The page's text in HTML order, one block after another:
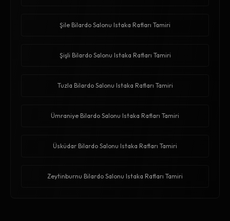
Şile Bilardo Salonu Istaka Rafları Tamiri
Şişli Bilardo Salonu Istaka Rafları Tamiri
Tuzla Bilardo Salonu Istaka Rafları Tamiri
Ümraniye Bilardo Salonu Istaka Rafları Tamiri
Üsküdar Bilardo Salonu Istaka Rafları Tamiri
Zeytinburnu Bilardo Salonu Istaka Rafları Tamiri